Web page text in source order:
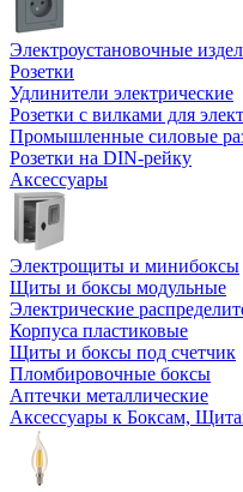
Электроустановочные
Розетки
Удлинители электрические
Розетки с вилками для
Промышленные силовые
Розетки на DIN-рейку
Аксессуары
Электрощиты и минибоксы
Щиты и боксы модульные
Электрические
Корпуса пластиковые
Щиты и боксы под счетчик
Пломбировочные боксы
Аптечки металлические
Аксессуары к Боксам,